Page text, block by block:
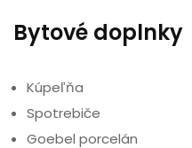
Bytové doplnky
Kúpeľňa
Spotrebiče
Goebel porcelán